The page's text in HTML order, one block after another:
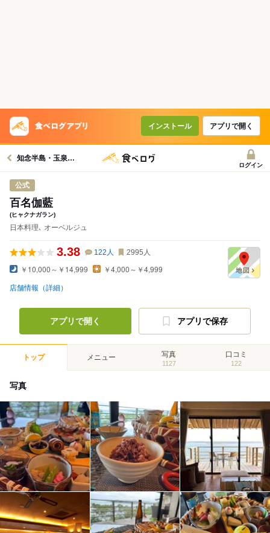
インストール アプリで開く
知念半島・玉泉洞・中城湾沿岸グルメへ
ログイン
公式
百名伽藍
(ヒャクナガラン)
日本料理､ オーベルジュ
3.38 122 人 2995 人
￥10,000～￥14,999 ￥4,000～￥4,999
店舗情報（詳細）
アプリで開く アプリで保存
トップ メニュー 写真
1127
口コミ
122
写真